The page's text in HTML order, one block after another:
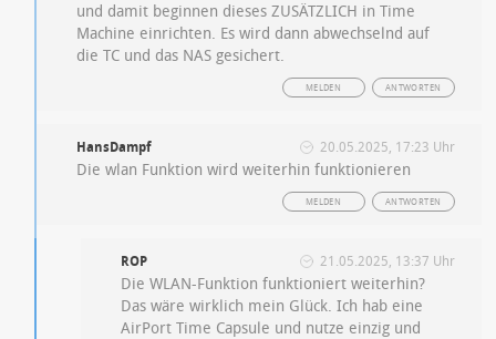
und damit beginnen dieses ZUSÄTZLICH in Time
Machine einrichten. Es wird dann abwechselnd auf
die TC und das NAS gesichert.
ANTWORTEN
MELDEN
HansDampf 20.05.2025, 17:23 Uhr
Die wlan Funktion wird weiterhin funktionieren
ANTWORTEN
MELDEN
ROP 21.05.2025, 13:37 Uhr
Die WLAN-Funktion funktioniert weiterhin?
Das wäre wirklich mein Glück. Ich hab eine
AirPort Time Capsule und nutze einzig und